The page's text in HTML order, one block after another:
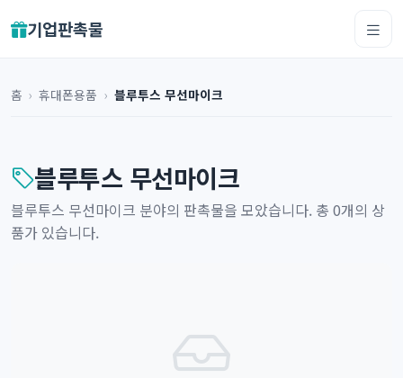
기업판촉물
홈 › 휴대폰용품 › 블루투스 무선마이크
블루투스 무선마이크
블루투스 무선마이크 분야의 판촉물을 모았습니다. 총 0개의 상
품가 있습니다.